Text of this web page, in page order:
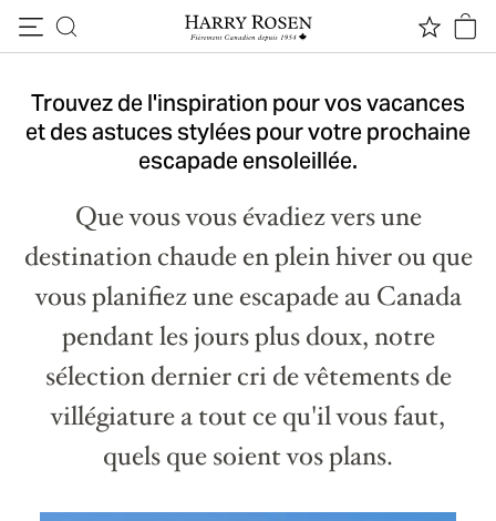
SOUS LE SOLEIL
prêts à voyager
Trouvez de l'inspiration pour vos vacances
et des astuces stylées pour votre prochaine
escapade ensoleillée.
Que vous vous évadiez vers une
destination chaude en plein hiver ou que
vous planifiez une escapade au Canada
pendant les jours plus doux, notre
sélection dernier cri de vêtements de
villégiature a tout ce qu'il vous faut,
quels que soient vos plans.